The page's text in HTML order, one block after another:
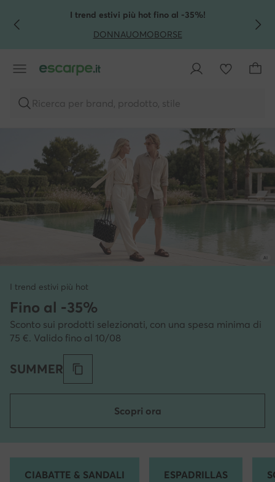
VAI AL CONTENUTO PRINCIPALE
VAI ALLA RICERCAI trend estivi più hot fino al -35%!
DONNAUOMOBORSE
Ricerca per brand, prodotto, stile
I trend estivi più hot
Fino al -35%
Sconto sui prodotti selezionati, con una spesa minima di
75 €. Valido fino al 10/08
SUMMER
Scopri ora
CIABATTE & SANDALI ESPADRILLAS